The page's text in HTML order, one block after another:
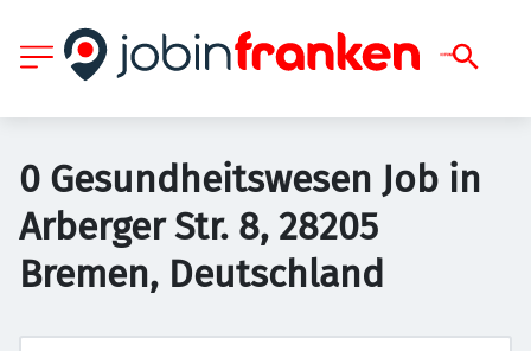
0 Gesundheitswesen Job in
Arberger Str. 8, 28205
Bremen, Deutschland